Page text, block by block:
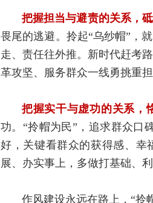
把握担当与避责的关系，
畏尾的逃避。拎起“乌纱帽”，
走、责任往外推。新时代赶考
革攻坚、服务群众一线勇挑重
把握实干与虚功的关系，
功。“拎帽为民”，追求群众口
好，关键看群众的获得感、幸
展、办实事上，多做打基础、
作风建设永远在路上，“拎